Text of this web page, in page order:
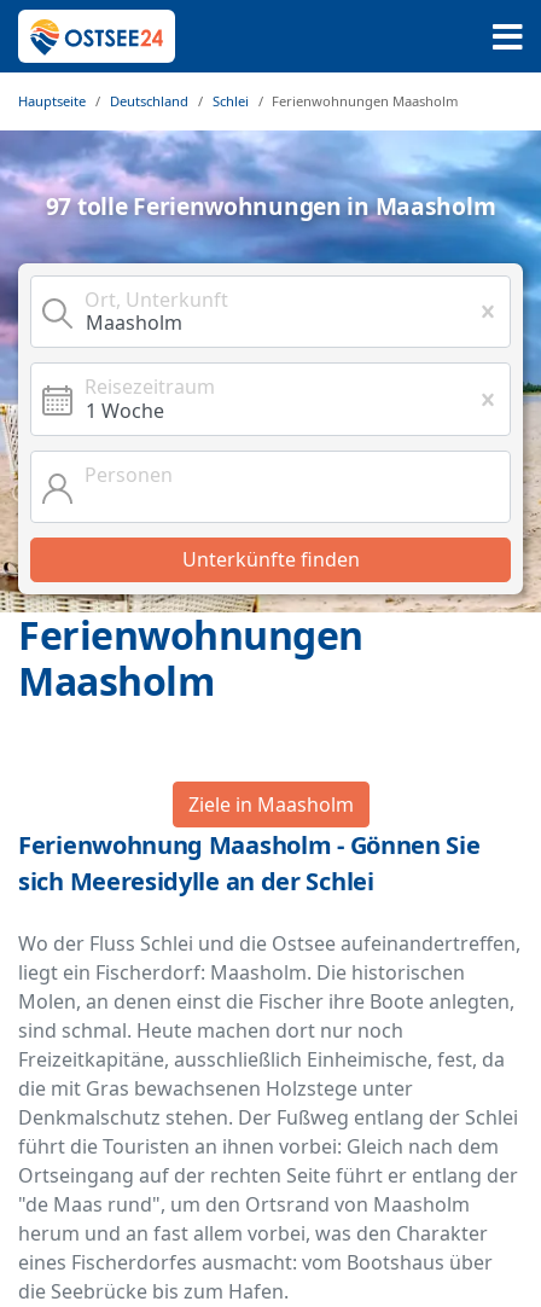
Hauptseite Deutschland Schlei Ferienwohnungen Maasholm
97 tolle Ferienwohnungen in Maasholm
Ort, Unterkunft
Reisezeitraum
Personen
Unterkünfte finden
Ferienwohnungen
Maasholm
Ziele in Maasholm
Ferienwohnung Maasholm - Gönnen Sie
sich Meeresidylle an der Schlei
Wo der Fluss Schlei und die Ostsee aufeinandertreffen,
liegt ein Fischerdorf: Maasholm. Die historischen
Molen, an denen einst die Fischer ihre Boote anlegten,
sind schmal. Heute machen dort nur noch
Freizeitkapitäne, ausschließlich Einheimische, fest, da
die mit Gras bewachsenen Holzstege unter
Denkmalschutz stehen. Der Fußweg entlang der Schlei
führt die Touristen an ihnen vorbei: Gleich nach dem
Ortseingang auf der rechten Seite führt er entlang der
"de Maas rund", um den Ortsrand von Maasholm
herum und an fast allem vorbei, was den Charakter
eines Fischerdorfes ausmacht: vom Bootshaus über
die Seebrücke bis zum Hafen.